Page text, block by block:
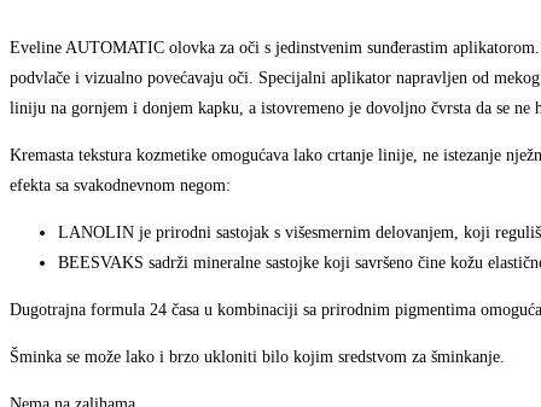
Eveline AUTOMATIC olovka za oči s jedinstvenim sunđerastim
podvlače i vizualno povećavaju oči. Specijalni aplikator napravljen od
liniju na gornjem i donjem kapku, a istovremeno je dovoljno čvrsta da se
Kremasta tekstura kozmetike omogućava lako crtanje linije, ne istezanje
efekta sa svakodnevnom negom:
LANOLIN je prirodni sastojak s višesmernim delovanjem, koji
BEESVAKS sadrži mineralne sastojke koji savršeno čine kožu
Dugotrajna formula 24 časa u kombinaciji sa prirodnim pigmentima
Šminka se može lako i brzo ukloniti bilo kojim sredstvom za šminkanje.